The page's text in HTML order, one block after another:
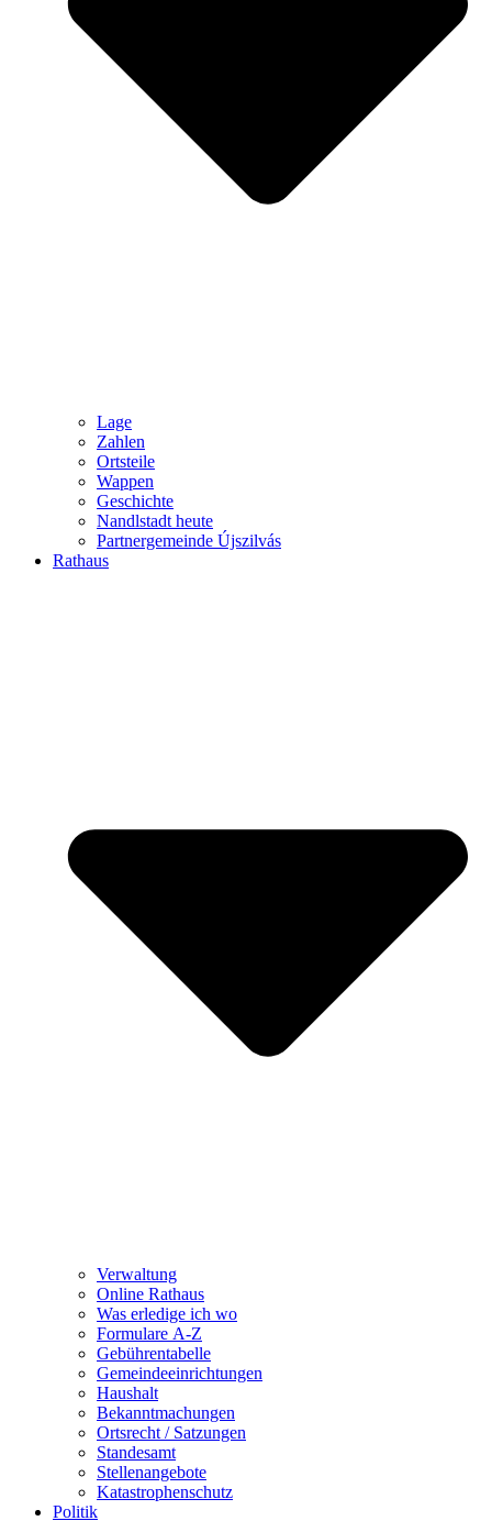
Lage
Zahlen
Ortsteile
Wappen
Geschichte
Nandlstadt heute
Partnergemeinde Újszilvás
Rathaus
Verwaltung
Online Rathaus
Was erledige ich wo
Formulare A-Z
Gebührentabelle
Gemeindeeinrichtungen
Haushalt
Bekanntmachungen
Ortsrecht / Satzungen
Standesamt
Stellenangebote
Katastrophenschutz
Politik